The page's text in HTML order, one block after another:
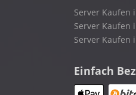
Server Kaufen
Server Kaufen
Server Kaufen
Einfach